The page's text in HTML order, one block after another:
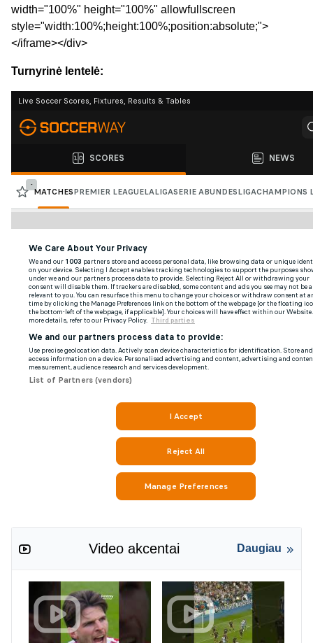
width="100%" height="100%" allowfullscreen
style="width:100%;height:100%;position:absolute;">
</iframe></div>
Turnyrinė lentelė:
Video akcentai Daugiau